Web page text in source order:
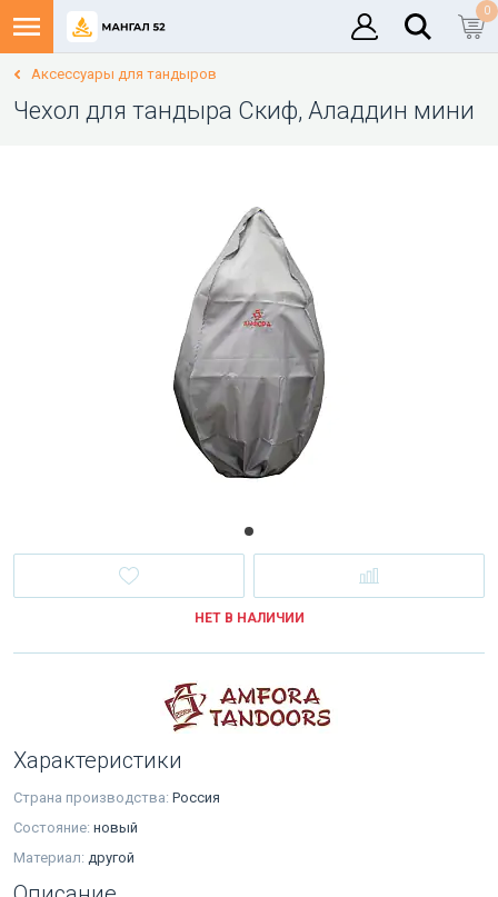
0
Аксессуары для тандыров
Чехол для тандыра Скиф, Аладдин мини
НЕТ В НАЛИЧИИ
Характеристики
Страна производства: Россия
Состояние: новый
Материал: другой